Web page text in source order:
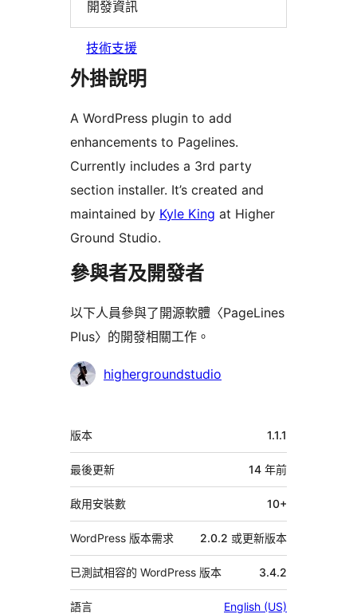
開發資訊
技術支援
外掛說明
A WordPress plugin to add
enhancements to Pagelines.
Currently includes a 3rd party
section installer. It’s created and
maintained by Kyle King at Higher
Ground Studio.
參與者及開發者
以下人員參與了開源軟體〈PageLines
Plus〉的開發相關工作。
參
highergroundstudio
中
繼
資
料
版本 1.1.1
最後更新 14 年前
啟用安裝數 10+
WordPress 版本需求 2.0.2 或更新版本
已測試相容的 WordPress 版本 3.4.2
語言 English (US)